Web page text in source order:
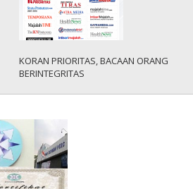
KORAN PRIORITAS, BACAAN ORANG
BERINTEGRITAS